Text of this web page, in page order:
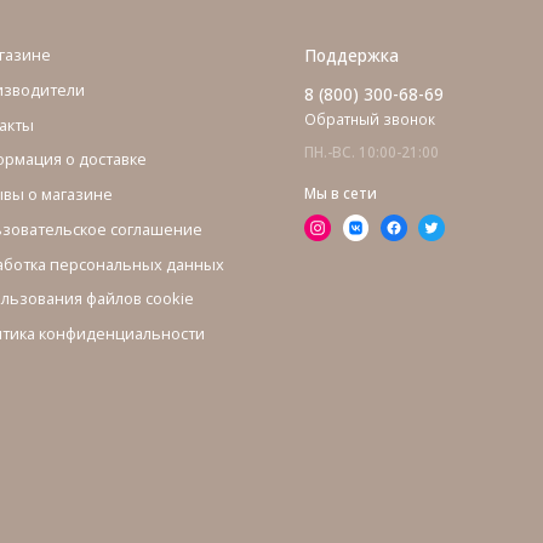
о доставке
о магазине
соглашение
персональных данных
файлов cookie
конфиденциальности
Поддержка
8 (800) 300-68-69
Обратный звонок
ПН.-ВС. 10:00-21:00
Мы в сети